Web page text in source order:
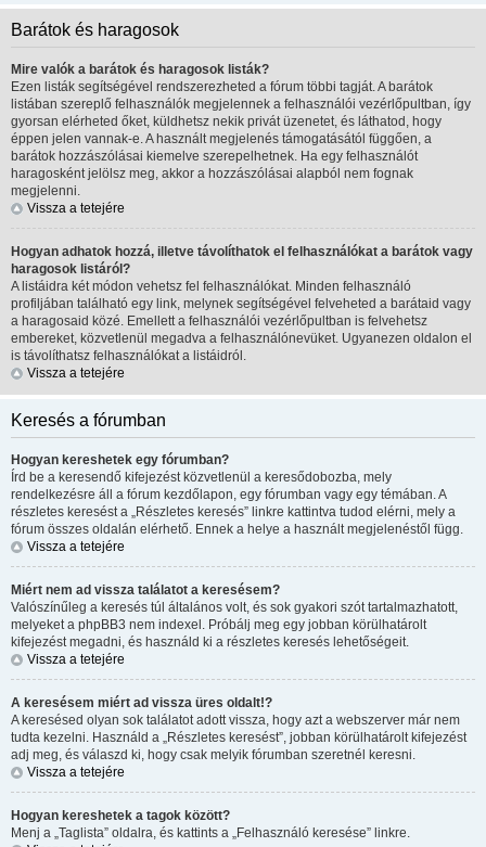
Barátok és haragosok
Mire valók a barátok és haragosok listák?
Ezen listák segítségével rendszerezheted a fórum többi tagját. A barátok
listában szereplő felhasználók megjelennek a felhasználói vezérlőpultban, így
gyorsan elérheted őket, küldhetsz nekik privát üzenetet, és láthatod, hogy
éppen jelen vannak-e. A használt megjelenés támogatásától függően, a
barátok hozzászólásai kiemelve szerepelhetnek. Ha egy felhasználót
haragosként jelölsz meg, akkor a hozzászólásai alapból nem fognak
megjelenni.
Vissza a tetejére
Hogyan adhatok hozzá, illetve távolíthatok el felhasználókat a barátok vagy
haragosok listáról?
A listáidra két módon vehetsz fel felhasználókat. Minden felhasználó
profiljában található egy link, melynek segítségével felveheted a barátaid vagy
a haragosaid közé. Emellett a felhasználói vezérlőpultban is felvehetsz
embereket, közvetlenül megadva a felhasználónevüket. Ugyanezen oldalon el
is távolíthatsz felhasználókat a listáidról.
Vissza a tetejére
Keresés a fórumban
Hogyan kereshetek egy fórumban?
Írd be a keresendő kifejezést közvetlenül a keresődobozba, mely
rendelkezésre áll a fórum kezdőlapon, egy fórumban vagy egy témában. A
részletes keresést a „Részletes keresés” linkre kattintva tudod elérni, mely a
fórum összes oldalán elérhető. Ennek a helye a használt megjelenéstől függ.
Vissza a tetejére
Miért nem ad vissza találatot a keresésem?
Valószínűleg a keresés túl általános volt, és sok gyakori szót tartalmazhatott,
melyeket a phpBB3 nem indexel. Próbálj meg egy jobban körülhatárolt
kifejezést megadni, és használd ki a részletes keresés lehetőségeit.
Vissza a tetejére
A keresésem miért ad vissza üres oldalt!?
A keresésed olyan sok találatot adott vissza, hogy azt a webszerver már nem
tudta kezelni. Használd a „Részletes keresést”, jobban körülhatárolt kifejezést
adj meg, és válaszd ki, hogy csak melyik fórumban szeretnél keresni.
Vissza a tetejére
Hogyan kereshetek a tagok között?
Menj a „Taglista” oldalra, és kattints a „Felhasználó keresése” linkre.